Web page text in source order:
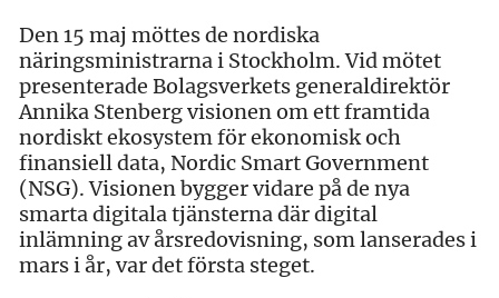
Den 15 maj möttes de nordiska
näringsministrarna i Stockholm. Vid mötet
presenterade Bolagsverkets generaldirektör
Annika Stenberg visionen om ett framtida
nordiskt ekosystem för ekonomisk och
finansiell data, Nordic Smart Government
(NSG). Visionen bygger vidare på de nya
smarta digitala tjänsterna där digital
inlämning av årsredovisning, som lanserades i
mars i år, var det första steget.